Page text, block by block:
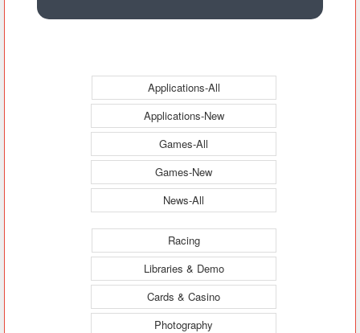
Applications-All
Applications-New
Games-All
Games-New
News-All
Racing
Libraries & Demo
Cards & Casino
Photography